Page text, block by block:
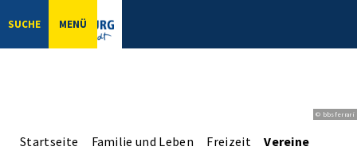
SUCHE MENÜ
© bbsferrari
Startseite Familie und Leben Freizeit Vereine